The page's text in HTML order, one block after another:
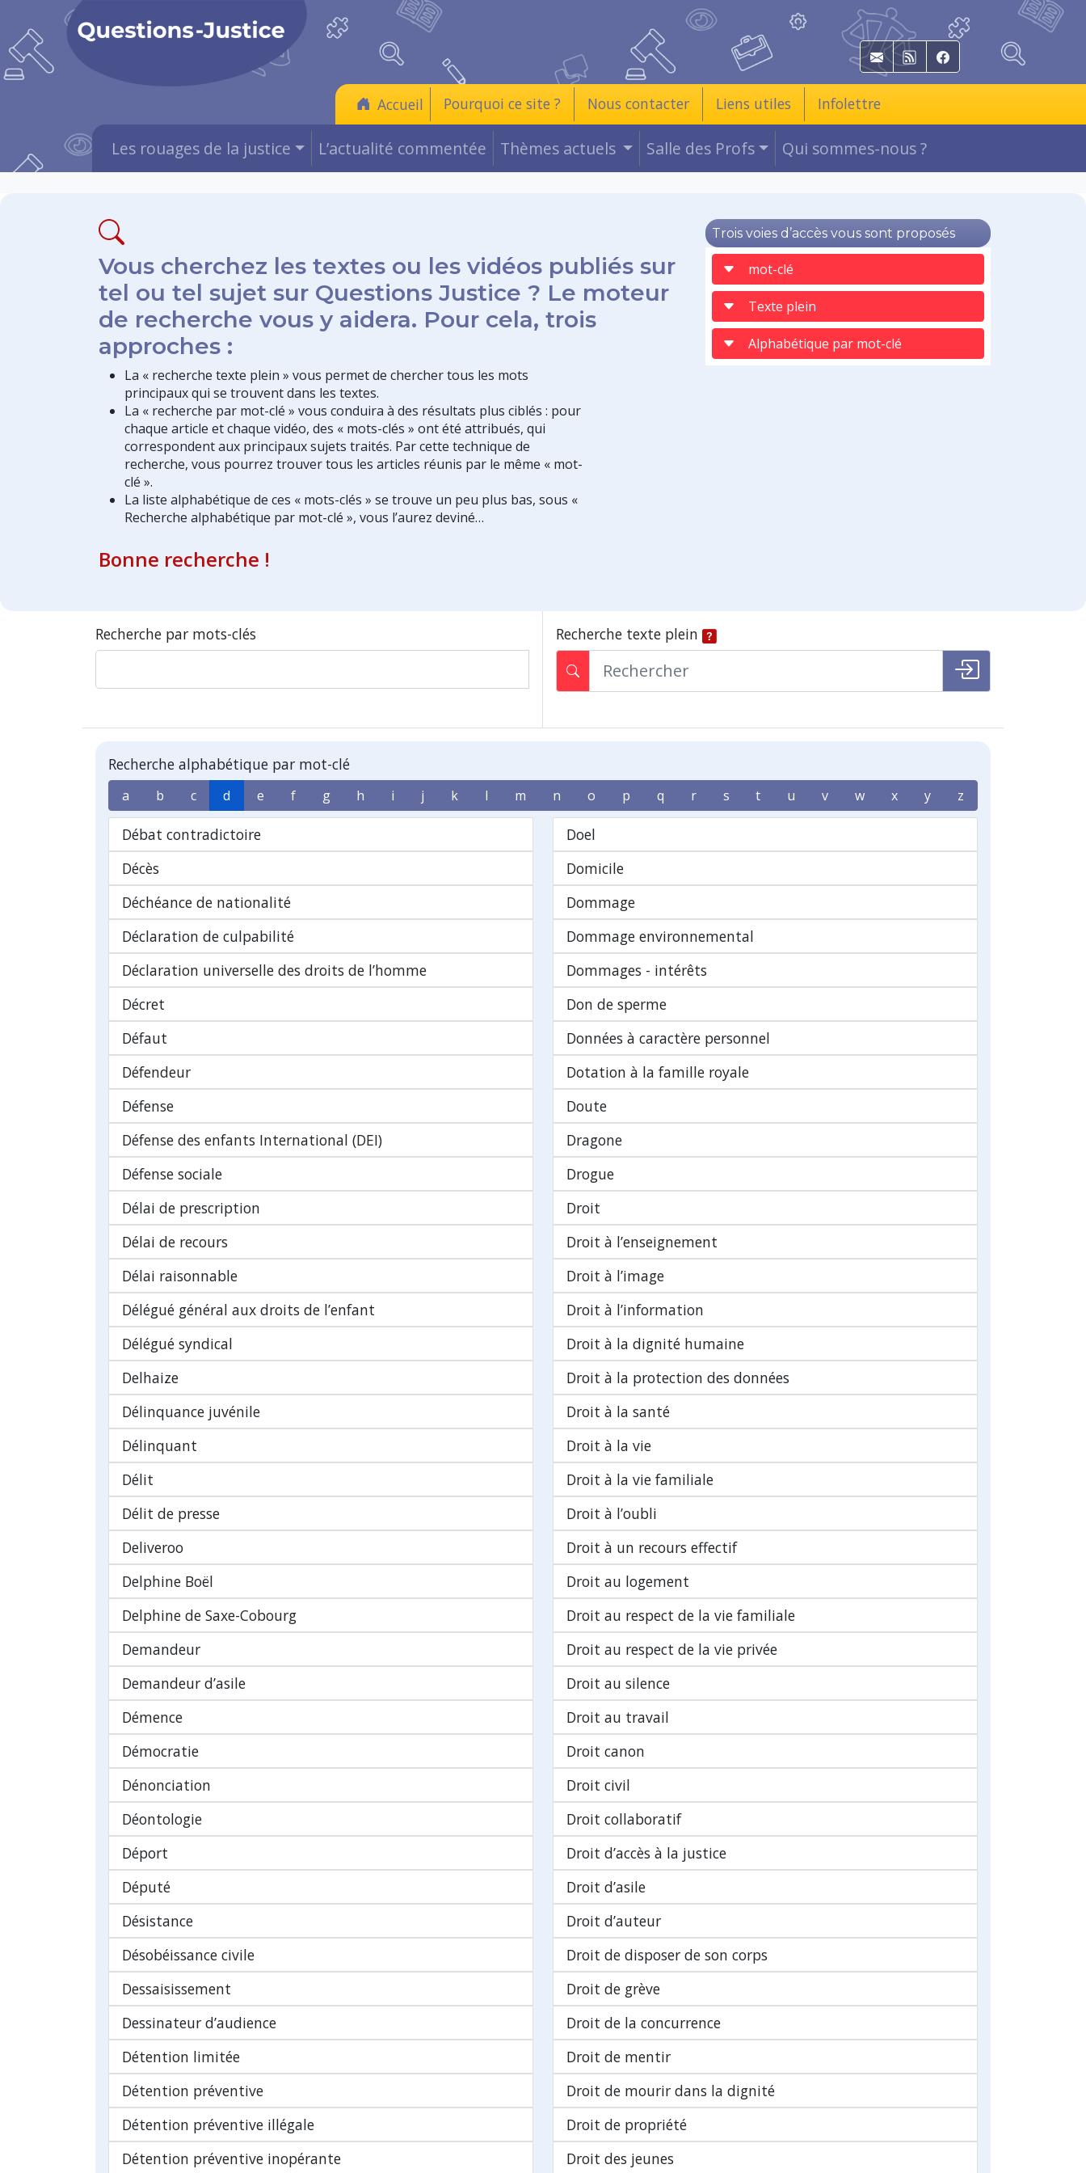
E-mail RSS Facebook
Accueil Pourquoi ce site ? Nous contacter Liens utiles Infolettre
Les rouages de la justice L’actualité commentée Thèmes actuels Salle des Profs Qui sommes-nous ?
Vous cherchez les textes ou les vidéos publiés sur
tel ou tel sujet sur Questions Justice ? Le moteur
de recherche vous y aidera. Pour cela, trois
approches :
La « recherche texte plein » vous permet de chercher tous les mots
principaux qui se trouvent dans les textes.
La « recherche par mot-clé » vous conduira à des résultats plus ciblés : pour
chaque article et chaque vidéo, des « mots-clés » ont été attribués, qui
correspondent aux principaux sujets traités. Par cette technique de
recherche, vous pourrez trouver tous les articles réunis par le même « mot-
clé ».
La liste alphabétique de ces « mots-clés » se trouve un peu plus bas, sous «
Recherche alphabétique par mot-clé », vous l’aurez deviné…
Bonne recherche !
Trois voies d’accès vous sont proposés
mot-clé
Texte plein
Alphabétique par mot-clé
Recherche par mots-clés Recherche texte plein
Recherche alphabétique par mot-clé
a b c d e f g h i j k l m n o p q r s t u v w x y z
Débat contradictoire
Décès
Déchéance de nationalité
Déclaration de culpabilité
Déclaration universelle des droits de l’homme
Décret
Défaut
Défendeur
Défense
Défense des enfants International (DEI)
Défense sociale
Délai de prescription
Délai de recours
Délai raisonnable
Délégué général aux droits de l’enfant
Délégué syndical
Delhaize
Délinquance juvénile
Délinquant
Délit
Délit de presse
Deliveroo
Delphine Boël
Delphine de Saxe-Cobourg
Demandeur
Demandeur d’asile
Démence
Démocratie
Dénonciation
Déontologie
Déport
Député
Désistance
Désobéissance civile
Dessaisissement
Dessinateur d’audience
Détention limitée
Détention préventive
Détention préventive illégale
Détention préventive inopérante
Doel
Domicile
Dommage
Dommage environnemental
Dommages - intérêts
Don de sperme
Données à caractère personnel
Dotation à la famille royale
Doute
Dragone
Drogue
Droit
Droit à l’enseignement
Droit à l’image
Droit à l’information
Droit à la dignité humaine
Droit à la protection des données
Droit à la santé
Droit à la vie
Droit à la vie familiale
Droit à l’oubli
Droit à un recours effectif
Droit au logement
Droit au respect de la vie familiale
Droit au respect de la vie privée
Droit au silence
Droit au travail
Droit canon
Droit civil
Droit collaboratif
Droit d’accès à la justice
Droit d’asile
Droit d’auteur
Droit de disposer de son corps
Droit de grève
Droit de la concurrence
Droit de mentir
Droit de mourir dans la dignité
Droit de propriété
Droit des jeunes